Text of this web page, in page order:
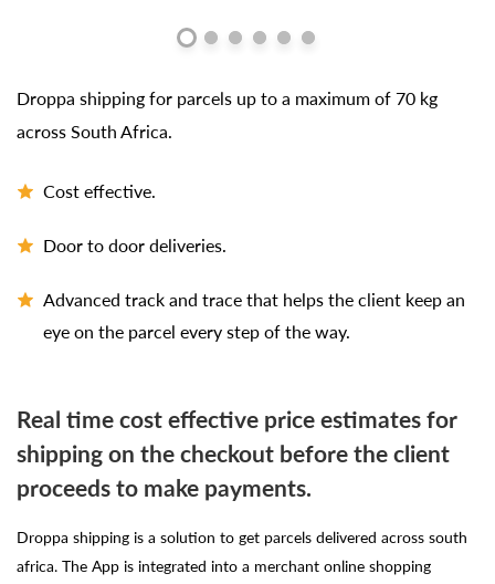
Droppa shipping for parcels up to a maximum of 70 kg
across South Africa.
Cost effective.
Door to door deliveries.
Advanced track and trace that helps the client keep an
eye on the parcel every step of the way.
Real time cost effective price estimates for
shipping on the checkout before the client
proceeds to make payments.
Droppa shipping is a solution to get parcels delivered across south
africa. The App is integrated into a merchant online shopping